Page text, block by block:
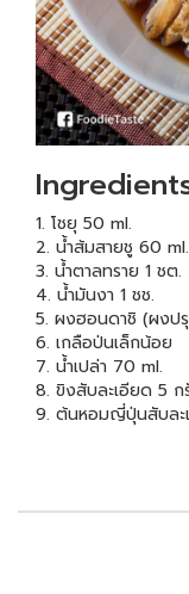
1. โชยุ 50 ml.
2. น้ำส้มสายชู 60 ml.
3. น้ำตาลทราย 1 ชต.
4. น้ำมันงา 1 ชช.
5. ผงฮอนดาชิ (ผงป
6. เกลือป่นเล็กน้อย
7. น้ำเปล่า 70 ml.
8. ขิงสับละเอียด 5 ก
9. ต้นหอมญี่ปุ่นสับละ